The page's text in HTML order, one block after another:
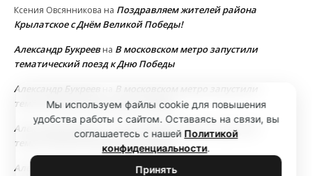
Ксения Овсянникова на Поздравляем жителей района
Крылатское с Днём Великой Победы!
Александр Букреевна В московском метро запустили
тематический поезд к Дню Победы
Александр Букреев
В московском метро запустили
тематический поезд к Дню Победы
Александр Букреев
В московском метро запустили
тематический поезд к Дню Победы
Александр Букреев
В московском метро запустили
Мы используем файлы cookie для повышения
удобства работы с сайтом. Оставаясь на связи, вы
соглашаетесь с нашей Политикой
конфиденциальности.
Принять